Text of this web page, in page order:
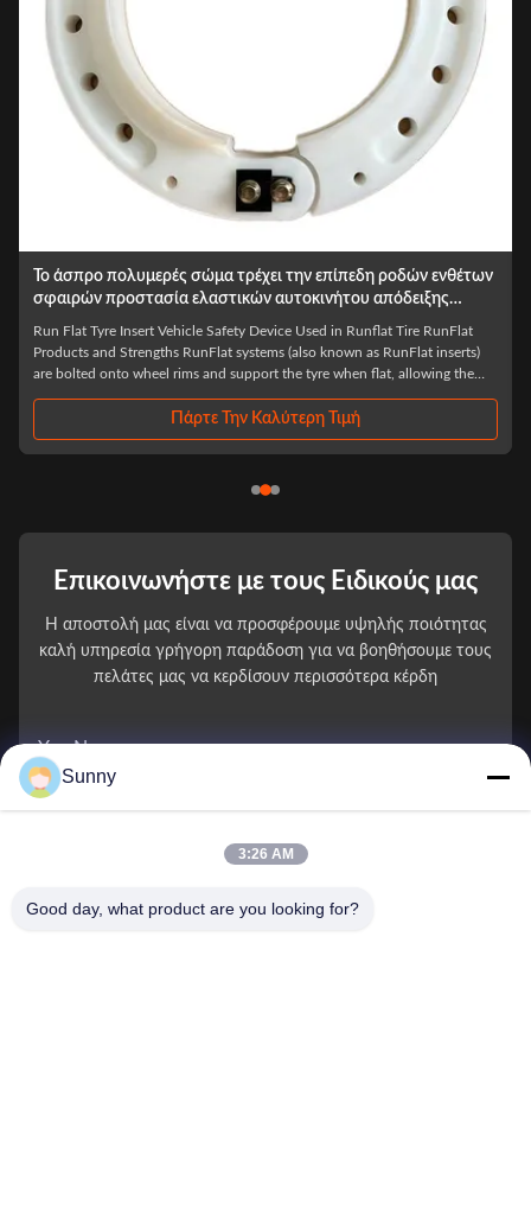
20» τρέξτε το επίπεδο ροδών ένθετο Runflat ελαστικών
αυτοκινήτου φορτηγών ενθέτων βαρέων καθηκόντων
heavy duty truck tyre 20' runflat insert What can we do for you It is our
responsibility to help you improve driving safety and Avoid all safety
accidents. The product will guarantee the driving safety of the driver in the
Πάρτε Την Καλύτερη Τιμή
Επικοινωνήστε με τους Ειδικούς μας
Η αποστολή μας είναι να προσφέρουμε υψηλής ποιότητας
καλή υπηρεσία γρήγορη παράδοση για να βοηθήσουμε τους
πελάτες μας να κερδίσουν περισσότερα κέρδη
You Name
*
Sunny
3:26 AM
Good day, what product are you looking for?